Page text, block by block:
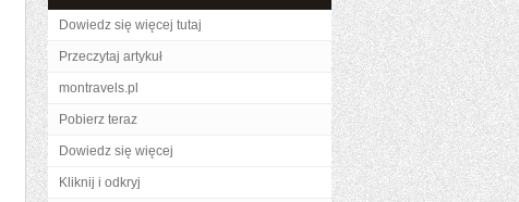
Dowiedz się więcej tutaj
Przeczytaj artykuł
montravels.pl
Pobierz teraz
Dowiedz się więcej
Kliknij i odkryj